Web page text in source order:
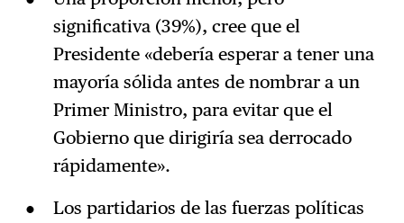
significativa (39%), cree que el
Presidente «debería esperar a tener una
mayoría sólida antes de nombrar a un
Primer Ministro, para evitar que el
Gobierno que dirigiría sea derrocado
rápidamente».
Los partidarios de las fuerzas políticas